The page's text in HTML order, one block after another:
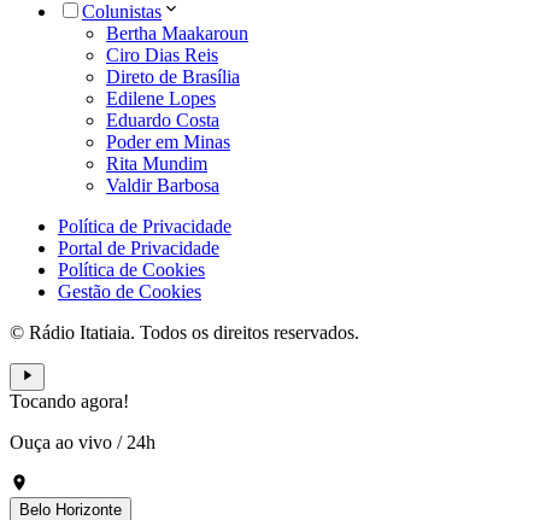
Colunistas
Bertha Maakaroun
Ciro Dias Reis
Direto de Brasília
Edilene Lopes
Eduardo Costa
Poder em Minas
Rita Mundim
Valdir Barbosa
Política de Privacidade
Portal de Privacidade
Política de Cookies
Gestão de Cookies
© Rádio Itatiaia. Todos os direitos reservados.
Tocando agora!
Ouça ao vivo / 24h
Belo Horizonte